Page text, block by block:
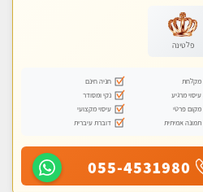
פלטינה
מקלחת
חניה חינם
עיסוי מרגיע
נקי ומסודר
מקום פרטי
עיסוי מקצועי
תמונה אמיתית
דוברת עיברית
055-4531980